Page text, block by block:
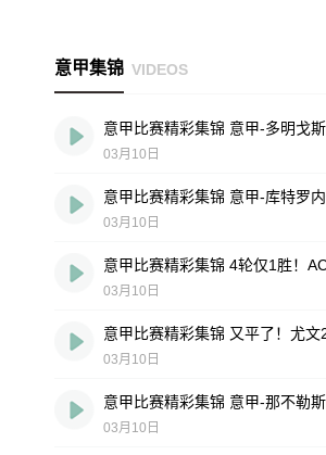
意甲集锦 VIDEOS
03月10日
03月10日
03月10日
03月10日
03月10日